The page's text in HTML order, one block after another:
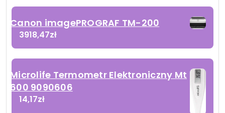
Canon imagePROGRAF TM-200
3918,47zł
Microlife Termometr Elektroniczny Mt
600 9090606
14,17zł